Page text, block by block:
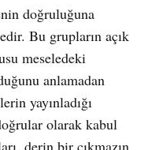
doğruluğuna
Bu grupların açık
meseledeki
anlamadan
yayınladığı
olarak kabul
derin bir çıkmazın